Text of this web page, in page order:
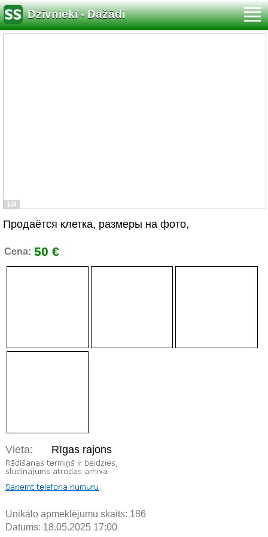
Dzīvnieki - Dažādi
1/4
Продаётся клетка, размеры на фото,
Cena: 50 €
Vieta: Rīgas rajons
Unikālo apmeklējumu skaits: 186
Datums: 18.05.2025 17:00